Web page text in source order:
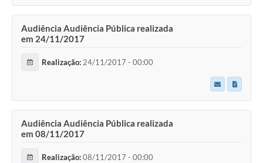
Audiência Audiência Pública realizada
em 24/11/2017
Realização: 24/11/2017 - 00:00
Audiência Audiência Pública realizada
em 08/11/2017
Realização:08/11/2017 - 00:00